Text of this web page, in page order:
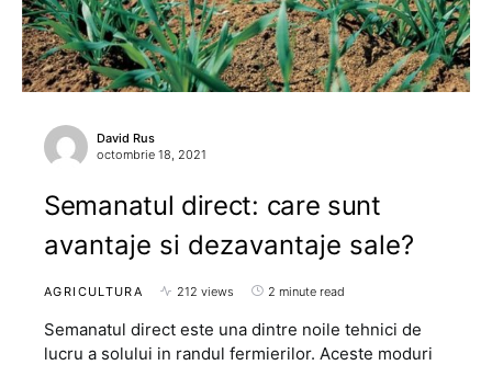
David Rus
octombrie 18, 2021
Semanatul direct: care sunt
avantaje si dezavantaje sale?
AGRICULTURA 212 views 2 minute read
Semanatul direct este una dintre noile tehnici de
lucru a solului in randul fermierilor. Aceste moduri